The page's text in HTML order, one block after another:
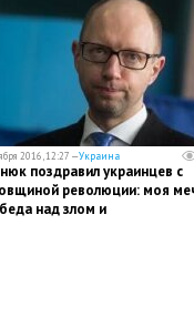
2016, 12:27 —Украина
поздравил украинцев с
революции: моя
над злом и